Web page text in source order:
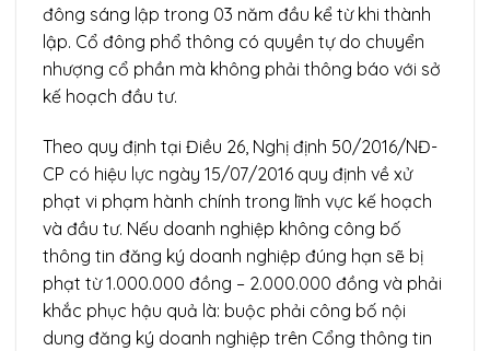
đông sáng lập trong 03 năm đầu kể từ khi thành
lập. Cổ đông phổ thông có quyền tự do chuyển
nhượng cổ phần mà không phải thông báo với sở
kế hoạch đầu tư.
Theo quy định tại Điều 26, Nghị định 50/2016/NĐ-
CP có hiệu lực ngày 15/07/2016 quy định về xử
phạt vi phạm hành chính trong lĩnh vực kế hoạch
và đầu tư. Nếu doanh nghiệp không công bố
thông tin đăng ký doanh nghiệp đúng hạn sẽ bị
phạt từ 1.000.000 đồng – 2.000.000 đồng và phải
khắc phục hậu quả là: buộc phải công bố nội
dung đăng ký doanh nghiệp trên Cổng thông tin